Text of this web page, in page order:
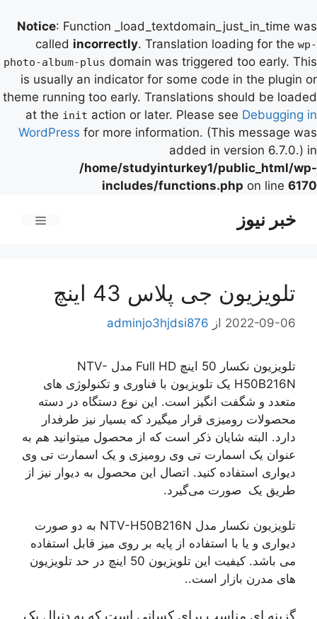
Notice: Function _load_textdomain_just_in_time was
called incorrectly. Translation loading for the wp-
photo-album-plus domain was triggered too early. This
is usually an indicator for some code in the plugin or
theme running too early. Translations should be loaded
at the init action or later. Please see Debugging in
WordPress for more information. (This message was
added in version 6.7.0.) in
/home/studyinturkey1/public_html/wp-
includes/functions.php on line 6170
خبر نیوز
تلویزیون جی پلاس 43 اینچ
2022-09-06 از adminjo3hjdsi876
تلویزیون نکسار 50 اینچ Full HD مدل NTV-
H50B216N یک تلویزیون با فناوری و تکنولوژی های
متعدد و شگفت انگیز است. این نوع دستگاه در دسته
محصولات رومیزی قرار میگیرد که بسیار نیز طرفدار
دارد. البته شایان ذکر است که از محصول میتوانید هم به
عنوان یک اسمارت تی وی رومیزی و یک اسمارت تی وی
دیواری استفاده کنید. اتصال این محصول به دیوار نیز از
طریق یک صورت می‌گیرد.
تلویزیون نکسار مدل NTV-H50B216N به دو صورت
دیواری و یا با استفاده از پایه بر روی میز قابل استفاده
می باشد. کیفیت این تلویزیون 50 اینچ در حد تلویزیون
های مدرن بازار است..
گزینه ای مناسب برای کسانی است که به دنبال یک